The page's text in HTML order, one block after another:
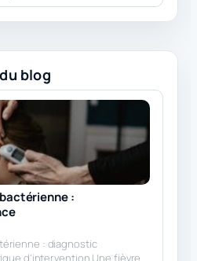
blog
:
: diagnostic